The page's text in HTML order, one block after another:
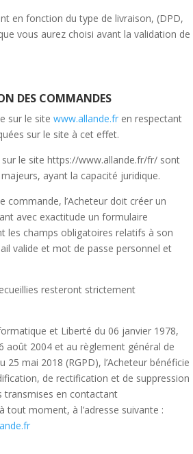
en fonction du type de livraison, (DPD,
vous aurez choisi avant la validation de
DES COMMANDES
sur le site www.allande.fr en respectant
sur le site à cet effet.
le site https://www.allande.fr/fr/ sont
ayant la capacité juridique.
commande, l’Acheteur doit créer un
avec exactitude un formulaire
les champs obligatoires relatifs à son
valide et mot de passe personnel et
resteront strictement
et Liberté du 06 janvier 1978,
août 2004 et au règlement général de
mai 2018 (RGPD), l’Acheteur bénéficie
de rectification et de suppression
transmises en contactant
moment, à l’adresse suivante :